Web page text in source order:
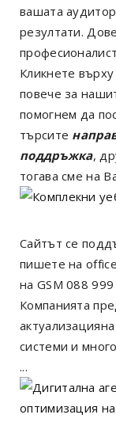
вашата
резултати.
Кликнете
повече за
помогнем да
търсите
поддръжка,
тогава сме на
Сайтът се
пишете на
на GSM 088
Компанията
системи и
...